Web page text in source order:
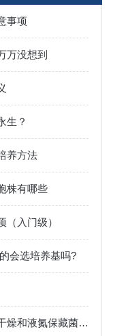
事项
万没想到
生？
养方法
株有哪些
（入门级）
会选培养基吗?
微生物菌种冷冻干燥和液氮保藏菌种技术